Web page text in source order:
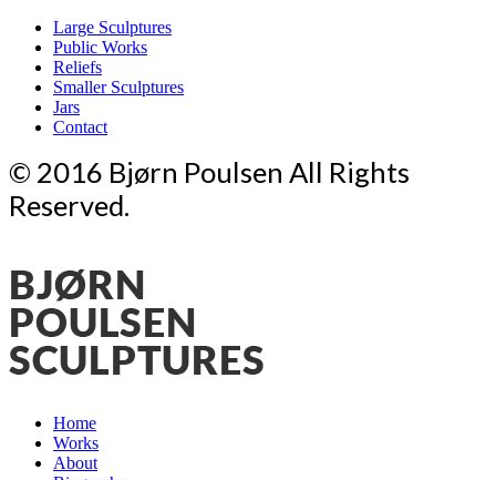
Large Sculptures
Public Works
Reliefs
Smaller Sculptures
Jars
Contact
© 2016 Bjørn Poulsen All Rights
Reserved.
Home
Works
About